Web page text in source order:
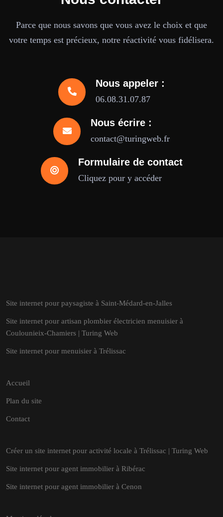
Parce que nous savons que vous avez le choix et que
votre temps est précieux, notre réactivité vous fidélisera.
Nous appeler :
06.08.31.07.87
Nous écrire :
contact@turingweb.fr
Formulaire de contact
Cliquez pour y accéder
Site internet pour paysagiste à Saint-Médard-en-Jalles
Site internet pour artisan plombier électricien menuisier à
Coulounieix-Chamiers | Turing Web
Site internet pour menuisier à Trélissac
Accueil
Plan du site
Contact
Créer un site internet pour activité locale à Trélissac | Turing Web
Site internet pour agent immobilier à Ribérac
Site internet pour agent immobilier à Cenon